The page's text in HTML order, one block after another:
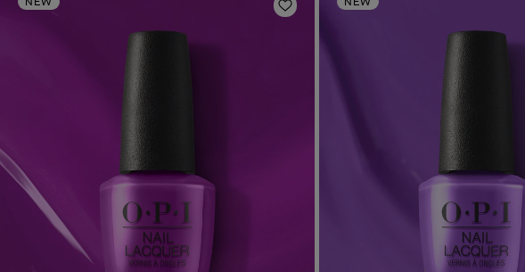
Añadir a la lista de deseos